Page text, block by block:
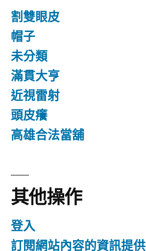
割雙眼皮
帽子
未分類
滿貫大亨
近視雷射
頭皮癢
高雄合法當舖
其他操作
登入
訂閱網站內容的資訊提供